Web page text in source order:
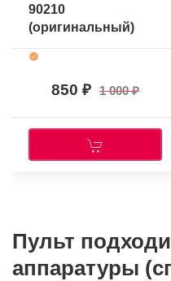
90210
(оригинальный)
850 1 000
Пульт
аппаратуры